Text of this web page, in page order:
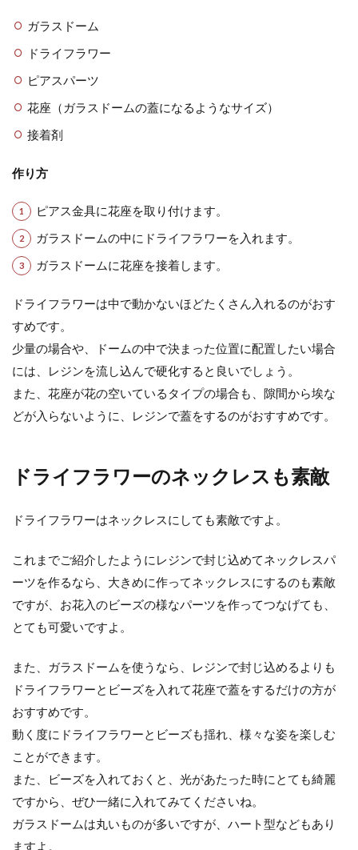
ガラスドーム
ドライフラワー
ピアスパーツ
花座（ガラスドームの蓋になるようなサイズ）
接着剤
作り方
ピアス金具に花座を取り付けます。
ガラスドームの中にドライフラワーを入れます。
ガラスドームに花座を接着します。
ドライフラワーは中で動かないほどたくさん入れるのがおす
すめです。
少量の場合や、ドームの中で決まった位置に配置したい場合
には、レジンを流し込んで硬化すると良いでしょう。
また、花座が花の空いているタイプの場合も、隙間から埃な
どが入らないように、レジンで蓋をするのがおすすめです。
ドライフラワーのネックレスも素敵
ドライフラワーはネックレスにしても素敵ですよ。
これまでご紹介したようにレジンで封じ込めてネックレスパ
ーツを作るなら、大きめに作ってネックレスにするのも素敵
ですが、お花入のビーズの様なパーツを作ってつなげても、
とても可愛いですよ。
また、ガラスドームを使うなら、レジンで封じ込めるよりも
ドライフラワーとビーズを入れて花座で蓋をするだけの方が
おすすめです。
動く度にドライフラワーとビーズも揺れ、様々な姿を楽しむ
ことができます。
また、ビーズを入れておくと、光があたった時にとても綺麗
ですから、ぜひ一緒に入れてみてくださいね。
ガラスドームは丸いものが多いですが、ハート型などもあり
ますよ。